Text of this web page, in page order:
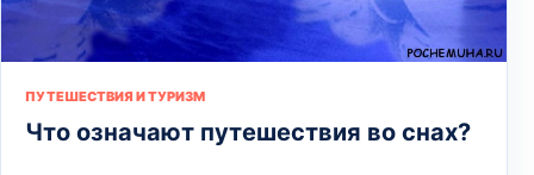
ПУТЕШЕСТВИЯ И ТУРИЗМ
Что означают путешествия во снах?